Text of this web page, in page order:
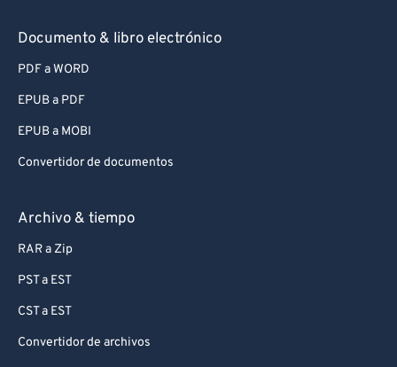
Documento & libro electrónico
PDF a WORD
EPUB a PDF
EPUB a MOBI
Convertidor de documentos
Archivo & tiempo
RAR a Zip
PST a EST
CST a EST
Convertidor de archivos